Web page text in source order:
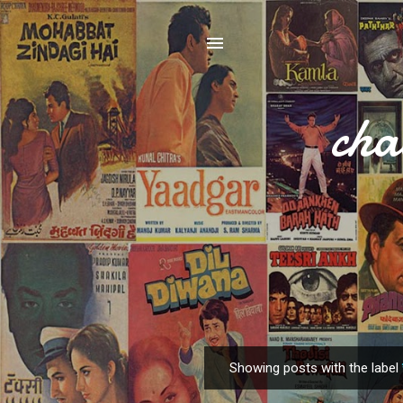
o
Showing posts with the label